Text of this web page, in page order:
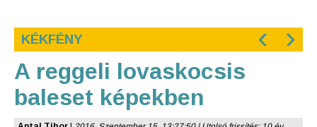
KÉKFÉNY ‹ ›
A reggeli lovaskocsis
baleset képekben